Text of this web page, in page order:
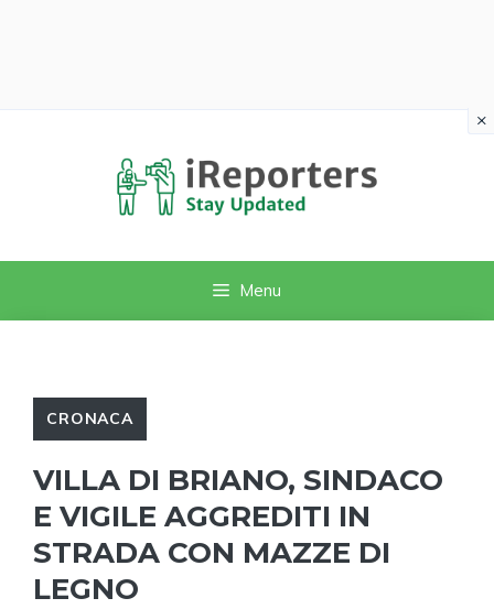
Menu
CRONACA
VILLA DI BRIANO, SINDACO
E VIGILE AGGREDITI IN
STRADA CON MAZZE DI
LEGNO
×